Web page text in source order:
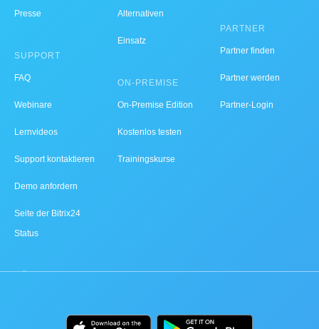
Presse
SUPPORT
FAQ
Webinare
Lernvideos
Support kontaktieren
Demo anfordern
Seite der Bitrix24
Status
Alternativen
Einsatz
ON-PREMISE
On-Premise Edition
Kostenlos testen
Trainingskurse
PARTNER
Partner finden
Partner werden
Partner-Login